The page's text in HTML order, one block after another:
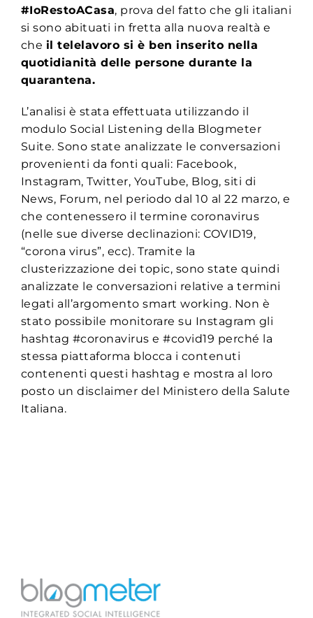
#IoRestoACasa, prova del fatto che gli italiani
si sono abituati in fretta alla nuova realtà e
che il telelavoro si è ben inserito nella
quotidianità delle persone durante la
quarantena.
L’analisi è stata effettuata utilizzando il
modulo Social Listening della Blogmeter
Suite. Sono state analizzate le conversazioni
provenienti da fonti quali: Facebook,
Instagram, Twitter, YouTube, Blog, siti di
News, Forum, nel periodo dal 10 al 22 marzo, e
che contenessero il termine coronavirus
(nelle sue diverse declinazioni: COVID19,
“corona virus”, ecc). Tramite la
clusterizzazione dei topic, sono state quindi
analizzate le conversazioni relative a termini
legati all’argomento smart working. Non è
stato possibile monitorare su Instagram gli
hashtag #coronavirus e #covid19 perché la
stessa piattaforma blocca i contenuti
contenenti questi hashtag e mostra al loro
posto un disclaimer del Ministero della Salute
Italiana.